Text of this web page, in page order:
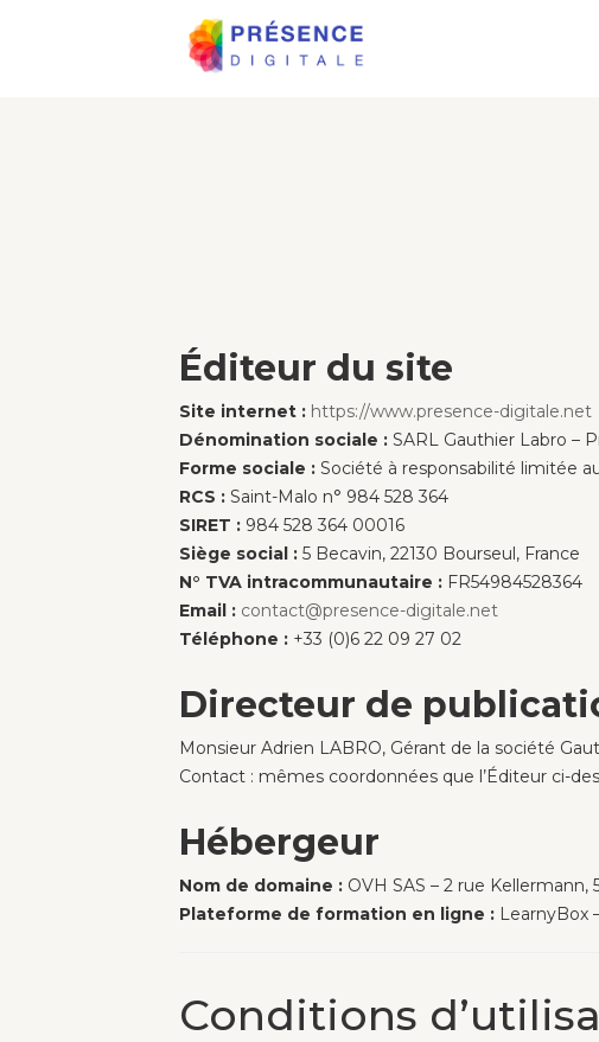
Éditeur du site
Site internet : https://www.presence-digitale.net
Dénomination sociale : SARL Gauthier Labro –
Forme sociale : Société à responsabilité limitée
RCS : Saint-Malo n° 984 528 364
SIRET : 984 528 364 00016
Siège social : 5 Becavin, 22130 Bourseul, France
N° TVA intracommunautaire : FR54984528364
Email : contact@presence-digitale.net
Téléphone : +33 (0)6 22 09 27 02
Directeur de
Monsieur Adrien LABRO, Gérant de la société
Contact : mêmes coordonnées que l’Éditeur ci-
Hébergeur
Nom de domaine : OVH SAS – 2 rue Kellermann,
Plateforme de formation en ligne : LearnyBox
Conditions